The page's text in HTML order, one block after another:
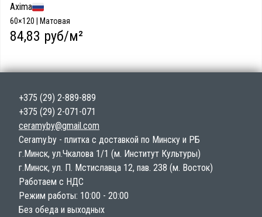
Axima
60×120 | Матовая
84,83 руб/м²
+375 (29) 2-889-889
+375 (29) 2-071-071
ceramyby@gmail.com
Ceramy.by - плитка с доставкой по Минску и РБ
г.Минск, ул.Чкалова 1/1 (м. Институт Культуры)
г.Минск, ул. П. Мстиславца 12, пав. 238 (м. Восток)
Работаем с НДС
Режим работы: 10:00 - 20:00
Без обеда и выходных